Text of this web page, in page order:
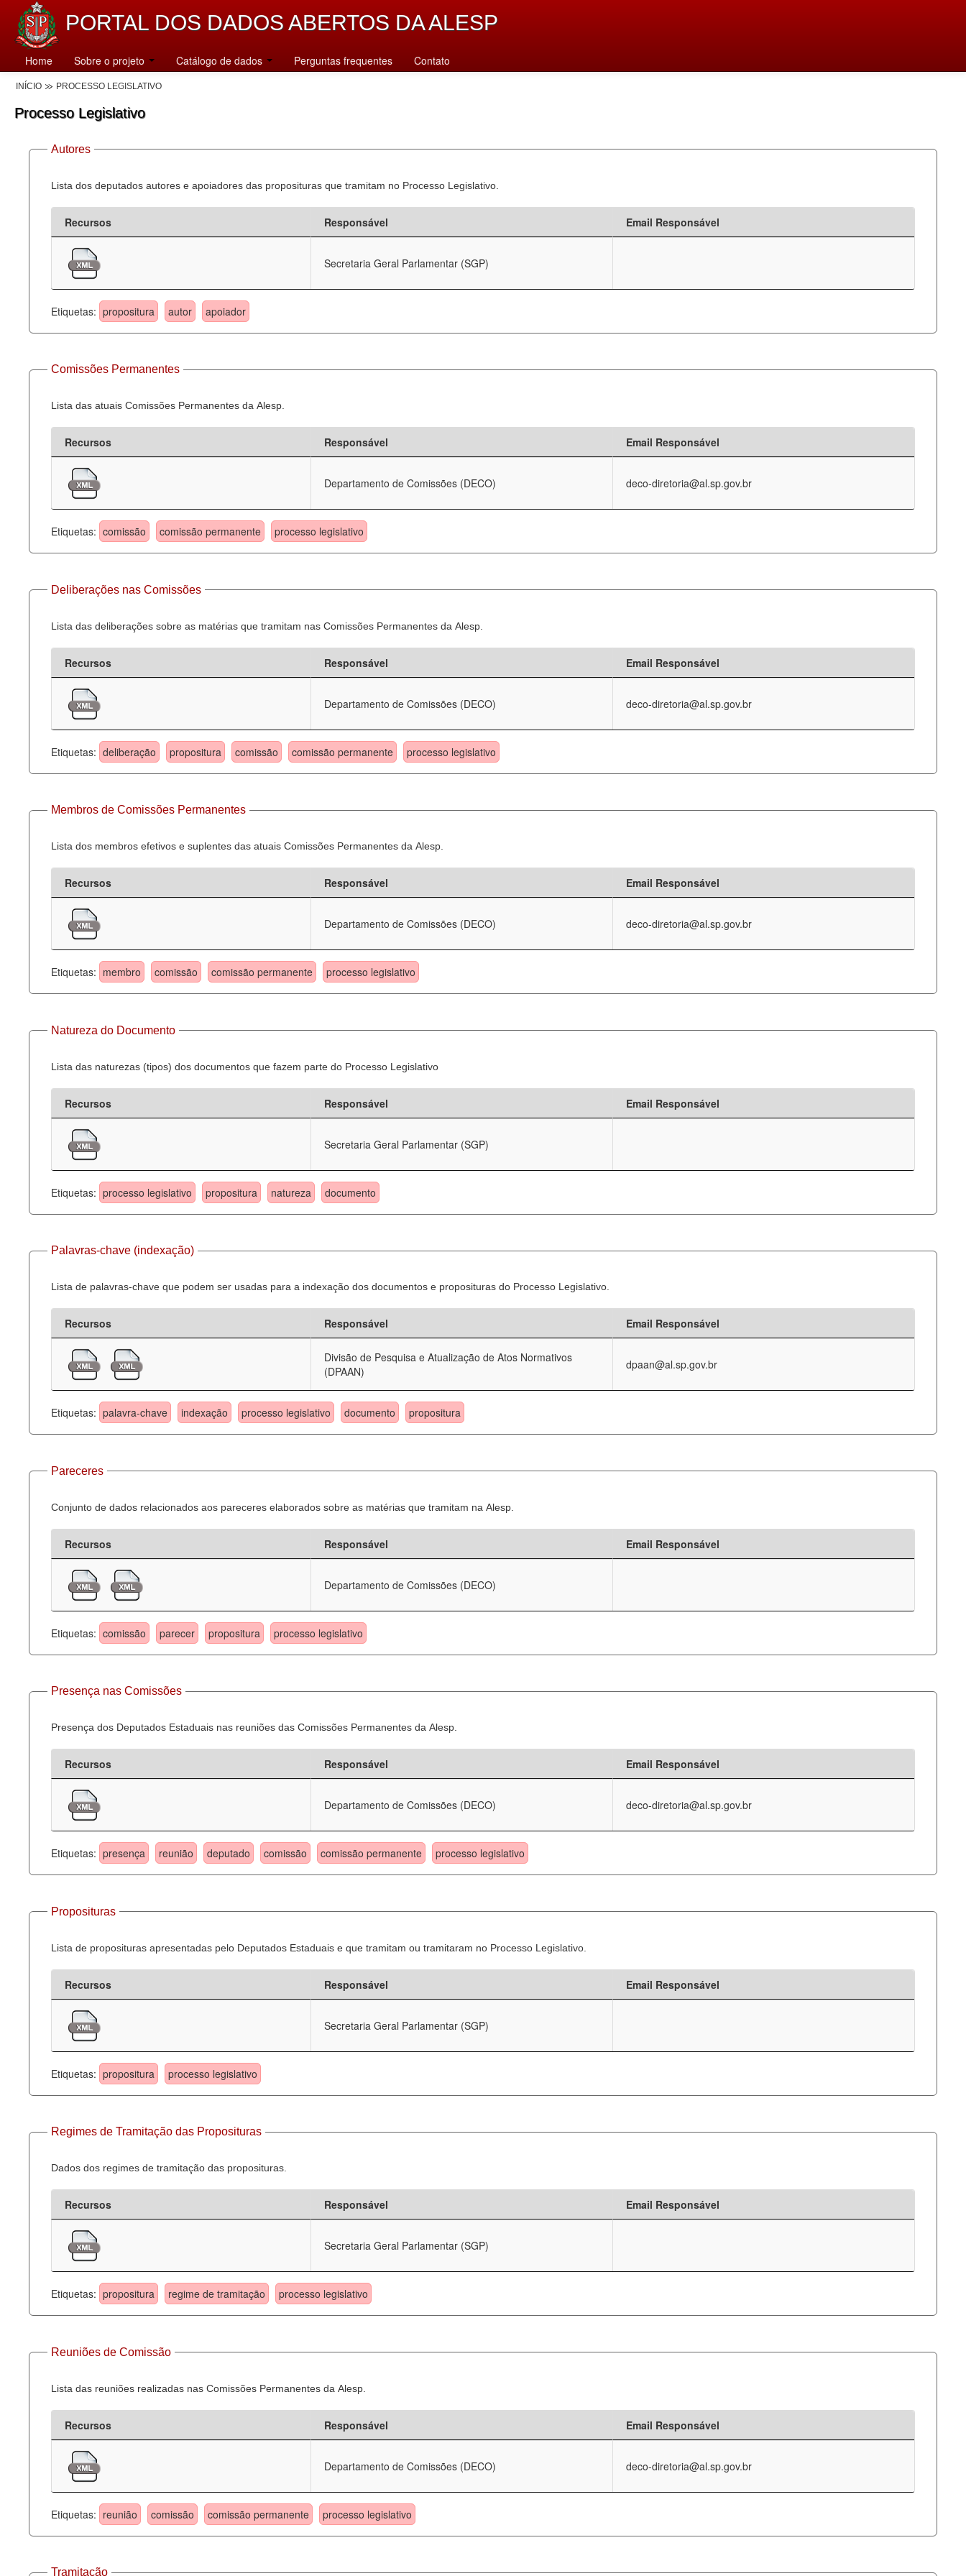
PORTAL DOS DADOS ABERTOS DA ALESP
Home Sobre o projeto Catálogo de dados Perguntas frequentes Contato
INÍCIO PROCESSO LEGISLATIVO
Processo Legislativo
Autores
Lista dos deputados autores e apoiadores das proposituras que tramitam no Processo Legislativo.
Recursos Responsável Email Responsável
Secretaria Geral Parlamentar (SGP)
Etiquetas: propositura autor apoiador
Comissões Permanentes
Lista das atuais Comissões Permanentes da Alesp.
Recursos Responsável Email Responsável
Departamento de Comissões (DECO) deco-diretoria@al.sp.gov.br
Etiquetas: comissão comissão permanente processo legislativo
Deliberações nas Comissões
Lista das deliberações sobre as matérias que tramitam nas Comissões Permanentes da Alesp.
Recursos Responsável Email Responsável
Departamento de Comissões (DECO) deco-diretoria@al.sp.gov.br
Etiquetas: deliberação propositura comissão comissão permanente processo legislativo
Membros de Comissões Permanentes
Lista dos membros efetivos e suplentes das atuais Comissões Permanentes da Alesp.
Recursos Responsável Email Responsável
Departamento de Comissões (DECO) deco-diretoria@al.sp.gov.br
Etiquetas: membro comissão comissão permanente processo legislativo
Natureza do Documento
Lista das naturezas (tipos) dos documentos que fazem parte do Processo Legislativo
Recursos Responsável Email Responsável
Secretaria Geral Parlamentar (SGP)
Etiquetas: processo legislativo propositura natureza documento
Palavras-chave (indexação)
Lista de palavras-chave que podem ser usadas para a indexação dos documentos e proposituras do Processo Legislativo.
Recursos Responsável Email Responsável
Divisão de Pesquisa e Atualização de Atos Normativos
(DPAAN)
dpaan@al.sp.gov.br
Etiquetas: palavra-chave indexação processo legislativo documento propositura
Pareceres
Conjunto de dados relacionados aos pareceres elaborados sobre as matérias que tramitam na Alesp.
Recursos Responsável Email Responsável
Departamento de Comissões (DECO)
Etiquetas: comissão parecer propositura processo legislativo
Presença nas Comissões
Presença dos Deputados Estaduais nas reuniões das Comissões Permanentes da Alesp.
Recursos Responsável Email Responsável
Departamento de Comissões (DECO) deco-diretoria@al.sp.gov.br
Etiquetas: presença reunião deputado comissão comissão permanente processo legislativo
Proposituras
Lista de proposituras apresentadas pelo Deputados Estaduais e que tramitam ou tramitaram no Processo Legislativo.
Recursos Responsável Email Responsável
Secretaria Geral Parlamentar (SGP)
Etiquetas: propositura processo legislativo
Regimes de Tramitação das Proposituras
Dados dos regimes de tramitação das proposituras.
Recursos Responsável Email Responsável
Secretaria Geral Parlamentar (SGP)
Etiquetas: propositura regime de tramitação processo legislativo
Reuniões de Comissão
Lista das reuniões realizadas nas Comissões Permanentes da Alesp.
Recursos Responsável Email Responsável
Departamento de Comissões (DECO) deco-diretoria@al.sp.gov.br
Etiquetas: reunião comissão comissão permanente processo legislativo
Tramitação